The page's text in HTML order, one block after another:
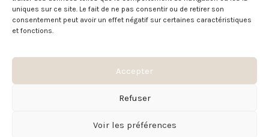
uniques sur ce site. Le fait de ne pas consentir ou de retirer son
consentement peut avoir un effet négatif sur certaines caractéristiques
et fonctions.
Accepter
Refuser
Voir les préférences
Copyright © 2026 Bizouhcreation
SEO réalisé parMatthieu Texier